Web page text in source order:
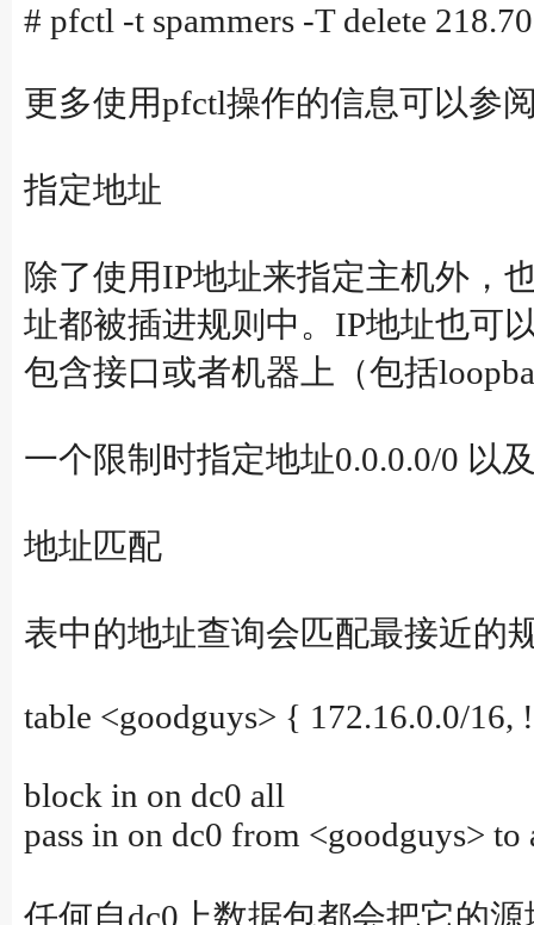
# pfctl -t spammers -T delete
更多使用pfctl操作的信息可以参
指定地址
除了使用IP地址来指定主机外，
址都被插进规则中。IP地址也可
包含接口或者机器上（包括
一个限制时指定地址0.0.0.0/0 以
地址匹配
表中的地址查询会匹配最接近的
table <goodguys> { 172.16.0.0/16,
block in on dc0 all
pass in on dc0 from <goodguys> to
任何自dc0上数据包都会把它的